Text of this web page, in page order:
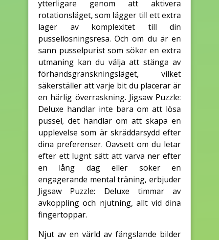
ytterligare genom att aktivera
rotationsläget, som lägger till ett extra
lager av komplexitet till din
pussellösningsresa. Och om du är en
sann pusselpurist som söker en extra
utmaning kan du välja att stänga av
förhandsgranskningsläget, vilket
säkerställer att varje bit du placerar är
en härlig överraskning. Jigsaw Puzzle:
Deluxe handlar inte bara om att lösa
pussel, det handlar om att skapa en
upplevelse som är skräddarsydd efter
dina preferenser. Oavsett om du letar
efter ett lugnt sätt att varva ner efter
en lång dag eller söker en
engagerande mental träning, erbjuder
Jigsaw Puzzle: Deluxe timmar av
avkoppling och njutning, allt vid dina
fingertoppar.
Njut av en värld av fängslande bilder